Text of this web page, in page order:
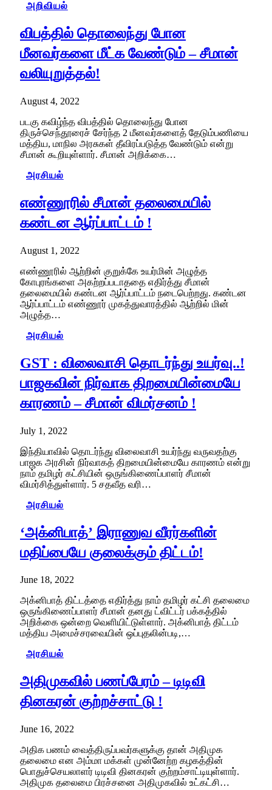
அறிவியல்
விபத்தில் தொலைந்து போன
மீனவர்களை மீட்க வேண்டும் – சீமான்
வலியுறுத்தல்!
August 4, 2022
படகு கவிழ்ந்த விபத்தில் தொலைந்து போன
திருச்செந்தூரைச் சேர்ந்த 2 மீனவர்களைத் தேடும்பணியை
மத்திய, மாநில அரசுகள் தீவிரப்படுத்த வேண்டும் என்று
சீமான் கூறியுள்ளார். சீமான் அறிக்கை…
அரசியல்
எண்ணூரில் சீமான் தலைமையில்
கண்டன ஆர்ப்பாட்டம் !
August 1, 2022
எண்ணூரில் ஆற்றின் குறுக்கே உயர்மின் அழுத்த
கோபுரங்களை அகற்றப்படாததை எதிர்த்து சீமான்
தலைமையில் கண்டன ஆர்ப்பாட்டம் நடைபெற்றது. கண்டன
ஆர்ப்பாட்டம் எண்ணூர் முகத்துவாரத்தில் ஆற்றில் மின்
அழுத்த…
அரசியல்
GST : விலைவாசி தொடர்ந்து உயர்வு..!
பாஜகவின் நிர்வாக திறமையின்மையே
காரணம் – சீமான் விமர்சனம் !
July 1, 2022
இந்தியாவில் தொடர்ந்து விலைவாசி உயர்ந்து வருவதற்கு
பாஜக அரசின் நிர்வாகத் திறமையின்மையே காரணம் என்று
நாம் தமிழர் கட்சியின் ஒருங்கிணைப்பாளர் சீமான்
விமர்சித்துள்ளார். 5 சதவீத வரி…
அரசியல்
‘அக்னிபாத்’ இராணுவ வீரர்களின்
மதிப்பையே குலைக்கும் திட்டம்!
June 18, 2022
அக்னிபாத் திட்டத்தை எதிர்த்து நாம் தமிழர் கட்சி தலைமை
ஒருங்கிணைப்பாளர் சீமான் தனது ட்விட்டர் பக்கத்தில்
அறிக்கை ஒன்றை வெளியிட்டுள்ளார். அக்னிபாத் திட்டம்
மத்திய அமைச்சரவையின் ஒப்புதலின்படி,…
அரசியல்
அதிமுகவில் பணப்பேரம் – டிடிவி
தினகரன் குற்றச்சாட்டு !
June 16, 2022
அதிக பணம் வைத்திருப்பவர்களுக்கு தான் அதிமுக
தலைமை என அம்மா மக்கள் முன்னேற்ற கழகத்தின்
பொதுச்செயலாளர் டிடிவி தினகரன் குற்றம்சாட்டியுள்ளார்.
அதிமுக தலைமை பிரச்சனை அதிமுகவில் உட்கட்சி…